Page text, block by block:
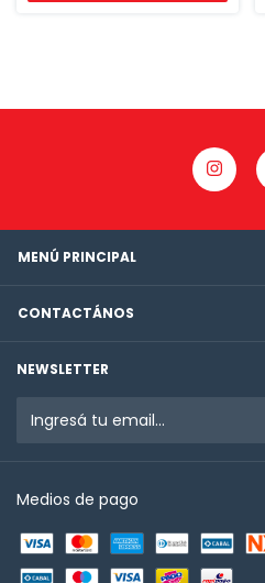
MENÚ PRINCIPAL
CONTACTÁNOS
NEWSLETTER
Medios de pago